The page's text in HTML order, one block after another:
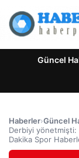
Güncel
Haberler›Güncel
Derbiyi yönetmişti:
Dakika Spor